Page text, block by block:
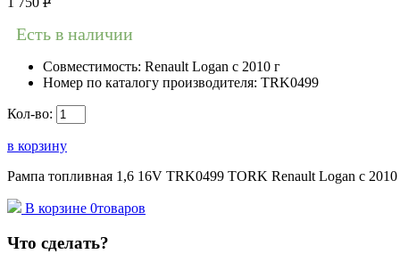
Есть в наличии
Совместимость: Renault Logan c 2010 г
Номер по каталогу производителя: TRK0499
Кол-во:
в корзину
Рампа топливная 1,6 16V TRK0499 TORK Renault Logan c 2010
В корзине 0товаров
Что сделать?